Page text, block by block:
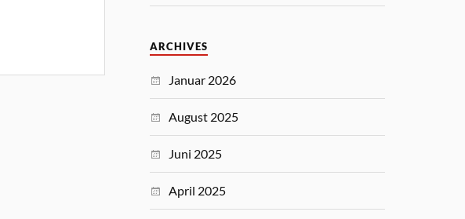
ARCHIVES
Januar 2026
August 2025
Juni 2025
April 2025